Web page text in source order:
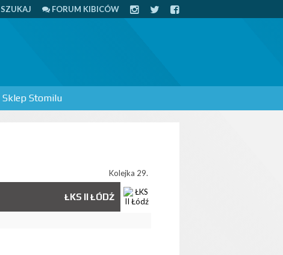
SZUKAJ FORUM KIBICÓW
Sklep Stomilu
Kolejka 29.
ŁKS II ŁÓDŹ